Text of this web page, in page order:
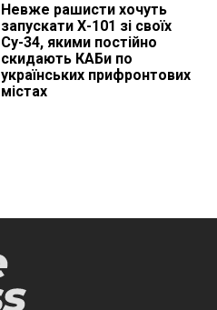
Невже рашисти хочуть
запускати Х-101 зі своїх
Су-34, якими постійно
скидають КАБи по
українських прифронтових
містах